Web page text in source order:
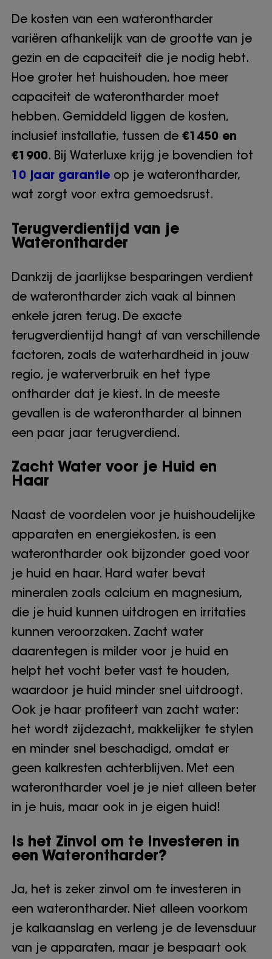
De kosten van een waterontharder
variëren afhankelijk van de grootte van je
gezin en de capaciteit die je nodig hebt.
Hoe groter het huishouden, hoe meer
capaciteit de waterontharder moet
hebben. Gemiddeld liggen de kosten,
inclusief installatie, tussen de€1450 en
€1900. Bij Waterluxe krijg je bovendien tot
10 jaar garantie op je waterontharder,
wat zorgt voor extra gemoedsrust.
Terugverdientijd van je
Waterontharder
Dankzij de jaarlijkse besparingen verdient
de waterontharder zich vaak al binnen
enkele jaren terug. De exacte
terugverdientijd hangt af van verschillende
factoren, zoals de waterhardheid in jouw
regio, je waterverbruik en het type
ontharder dat je kiest. In de meeste
gevallen is de waterontharder al binnen
een paar jaar terugverdiend.
Zacht Water voor je Huid en
Haar
Naast de voordelen voor je huishoudelijke
apparaten en energiekosten, is een
waterontharder ook bijzonder goed voor
je huid en haar. Hard water bevat
mineralen zoals calcium en magnesium,
die je huid kunnen uitdrogen en irritaties
kunnen veroorzaken. Zacht water
daarentegen is milder voor je huid en
helpt het vocht beter vast te houden,
waardoor je huid minder snel uitdroogt.
Ook je haar profiteert van zacht water:
het wordt zijdezacht, makkelijker te stylen
en minder snel beschadigd, omdat er
geen kalkresten achterblijven. Met een
waterontharder voel je je niet alleen beter
in je huis, maar ook in je eigen huid!
Is het Zinvol om te Investeren in
een Waterontharder?
Ja, het is zeker zinvol om te investeren in
een waterontharder. Niet alleen voorkom
je kalkaanslag en verleng je de levensduur
van je apparaten, maar je bespaart ook